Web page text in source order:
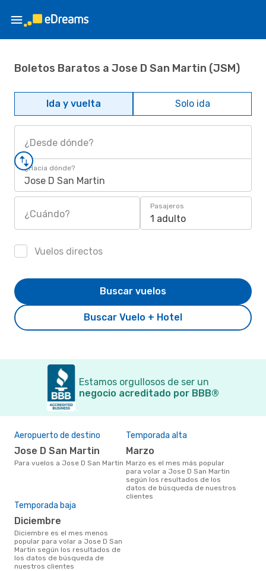
Boletos Baratos a Jose D San Martin (JSM)
Ida y vuelta Solo ida
¿Desde dónde?
¿Hacia dónde?
Jose D San Martin
¿Cuándo?
Pasajeros
1 adulto
Vuelos directos
Buscar Vuelo + Hotel
Buscar vuelos
Estamos orgullosos de ser un
negocio acreditado por BBB®
Aeropuerto de destino
Jose D San Martin
Para vuelos a Jose D San Martin
Temporada alta
marzo
marzo es el mes más popular
para volar a Jose D San Martin
según los resultados de los
datos de búsqueda de nuestros
clientes
Temporada baja
diciembre
diciembre es el mes menos
popular para volar a Jose D San
Martin según los resultados de
los datos de búsqueda de
nuestros clientes